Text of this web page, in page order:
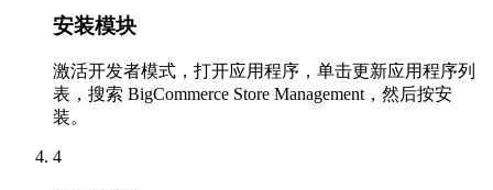
安装模块
激活开发者模式，打开应用程序，单击更新应用程序列
表，搜索 BigCommerce Store Management，然后按安
装。
4